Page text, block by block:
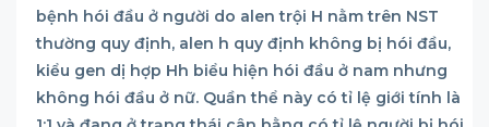
bệnh hói đầu ở người do alen trội H nằm trên NST
thường quy định, alen h quy định không bị hói đầu,
kiểu gen dị hợp Hh biểu hiện hói đầu ở nam nhưng
không hói đầu ở nữ. Quần thể này có tỉ lệ giới tính là